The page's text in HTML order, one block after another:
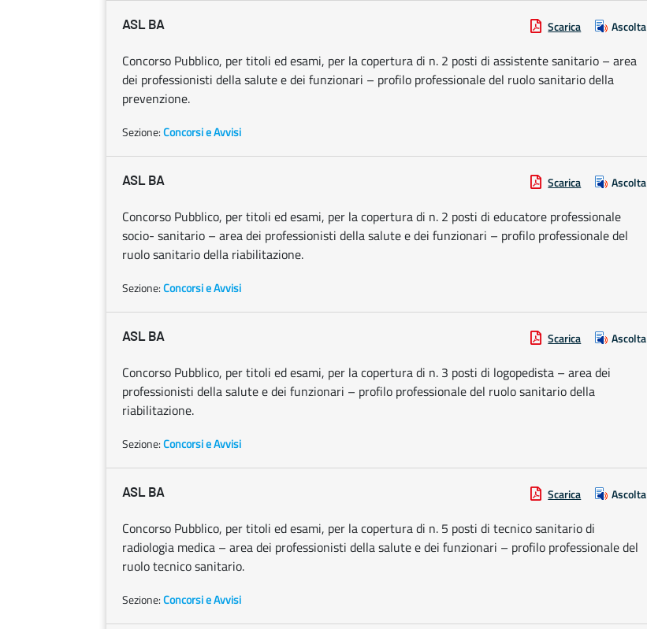
ASL BA Scarica Ascolta
Concorso Pubblico, per titoli ed esami, per la copertura di n. 2 posti di assistente sanitario – area
dei professionisti della salute e dei funzionari – profilo professionale del ruolo sanitario della
prevenzione.
Sezione:Concorsi e Avvisi
ASL BA Scarica Ascolta
Concorso Pubblico, per titoli ed esami, per la copertura di n. 2 posti di educatore professionale
socio- sanitario – area dei professionisti della salute e dei funzionari – profilo professionale del
ruolo sanitario della riabilitazione.
Sezione:Concorsi e Avvisi
ASL BA Scarica Ascolta
Concorso Pubblico, per titoli ed esami, per la copertura di n. 3 posti di logopedista – area dei
professionisti della salute e dei funzionari – profilo professionale del ruolo sanitario della
riabilitazione.
Sezione:Concorsi e Avvisi
ASL BA Scarica Ascolta
Concorso Pubblico, per titoli ed esami, per la copertura di n. 5 posti di tecnico sanitario di
radiologia medica – area dei professionisti della salute e dei funzionari – profilo professionale del
ruolo tecnico sanitario.
Sezione:Concorsi e Avvisi